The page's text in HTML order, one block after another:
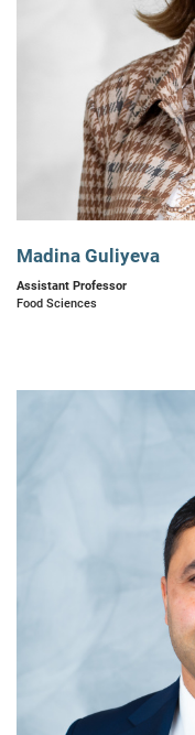
Madina Guliyeva
Assistant Professor
Food Sciences